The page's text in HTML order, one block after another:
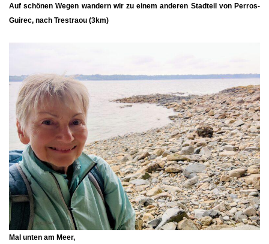
Auf schönen Wegen wandern wir zu einem anderen Stadteil von Perros-
Guirec, nach Trestraou (3km)
Mal unten am Meer,